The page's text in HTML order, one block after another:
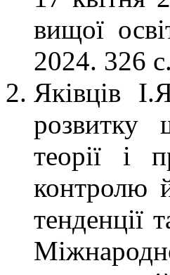
вищої
2024. 326
Яківців
розвитку
теорії і
контролю
тенденції